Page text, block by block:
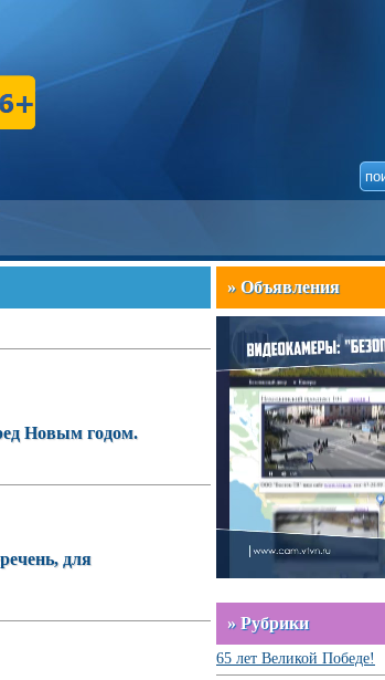
Новым годом.
для
» Объявления
» Рубрики
65 лет Великой Победе!